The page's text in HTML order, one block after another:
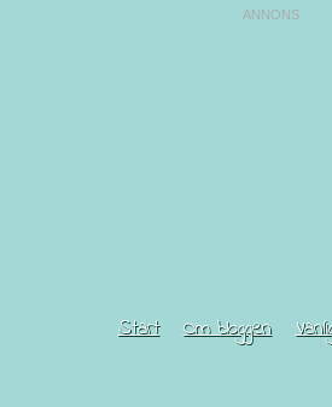
Start Om bloggen